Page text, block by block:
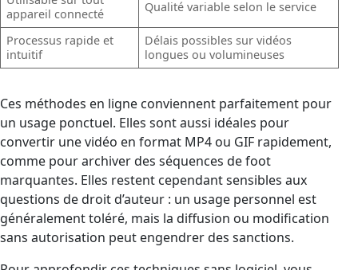
appareil connecté
Qualité variable selon le service
Processus rapide et
intuitif
Délais possibles sur vidéos
longues ou volumineuses
Ces méthodes en ligne conviennent parfaitement pour
un usage ponctuel. Elles sont aussi idéales pour
convertir une vidéo en format MP4 ou GIF rapidement,
comme pour archiver des séquences de foot
marquantes. Elles restent cependant sensibles aux
questions de droit d’auteur : un usage personnel est
généralement toléré, mais la diffusion ou modification
sans autorisation peut engendrer des sanctions.